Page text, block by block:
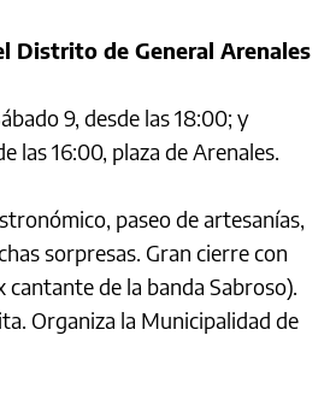
Distrito de General Arenales
9, desde las 18:00; y
las 16:00, plaza de Arenales.
paseo de artesanías,
sorpresas. Gran cierre con
de la banda Sabroso).
Organiza la Municipalidad de